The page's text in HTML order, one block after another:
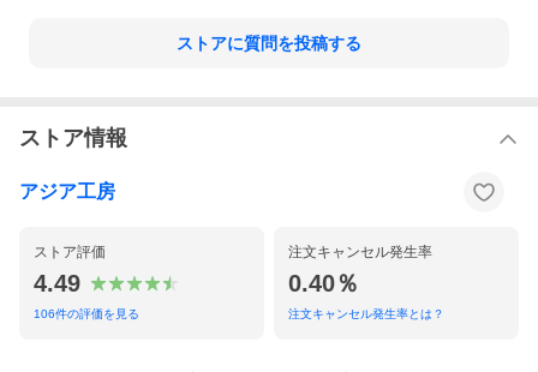
生活感を隠して、リゾート感をプラス
ストアに質問を投稿する
ストア情報
アジア工房
ストア評価
4.49
106件の評価を見る
注文キャンセル発生率
0.40％
注文キャンセル発生率とは？